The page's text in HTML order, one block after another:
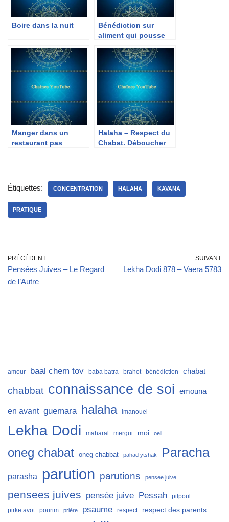
Boire dans la nuit
Bénédiction sur
aliment qui pousse
Manger dans un
restaurant pas
Halaha – Respect du
Chabat. Déboucher
Étiquettes: CONCENTRATION HALAHA KAVANA
PRATIQUE
PRÉCÉDENT
Pensées Juives – Le Regard
de l’Autre
SUIVANT
Lekha Dodi 878 – Vaera 5783
amour baal chem tov baba batra brahot bénédiction chabat
chabbat connaissance de soi emouna
en avant guemara halaha imanouel
Lekha Dodi maharal mergui moi oeil
oneg chabat oneg chabbat pahad ytshak Paracha
parasha parution parutions pensee juive
pensees juives pensée juive Pessah
pilpoul
pirke avot
pourim prière psaume respect respect des parents